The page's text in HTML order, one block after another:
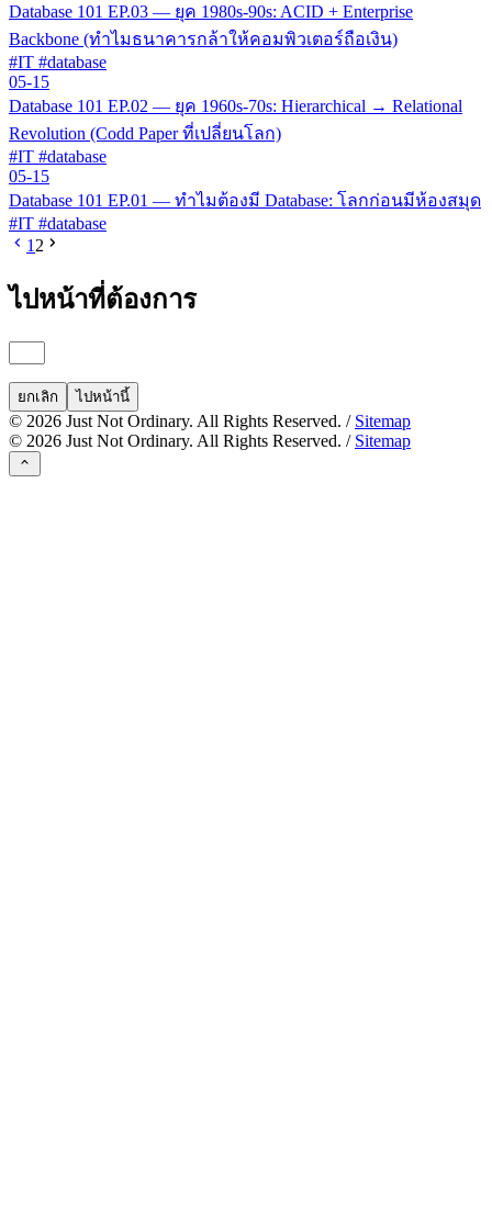
Database 101 EP.03 — ยุค 1980s-90s: ACID + Enterprise
Backbone (ทำไมธนาคารกล้าให้คอมพิวเตอร์ถือเงิน)
#IT #database
05-15
Database 101 EP.02 — ยุค 1960s-70s: Hierarchical → Relational
Revolution (Codd Paper ที่เปลี่ยนโลก)
#IT #database
05-15
Database 101 EP.01 — ทำไมต้องมี Database: โลกก่อนมีห้องสมุด
#IT #database
1 2
ไปหน้าที่ต้องการ
ยกเลิก ไปหน้านี้
© 2026 Just Not Ordinary. All Rights Reserved. / Sitemap
© 2026 Just Not Ordinary. All Rights Reserved. / Sitemap